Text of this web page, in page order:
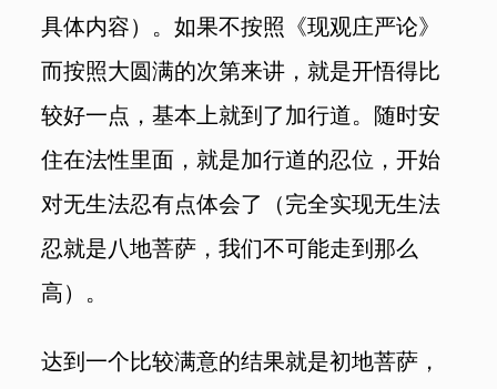
具体内容）。如果不按照《现观庄严论》
而按照大圆满的次第来讲，就是开悟得比
较好一点，基本上就到了加行道。随时安
住在法性里面，就是加行道的忍位，开始
对无生法忍有点体会了（完全实现无生法
忍就是八地菩萨，我们不可能走到那么
高）。
达到一个比较满意的结果就是初地菩萨，